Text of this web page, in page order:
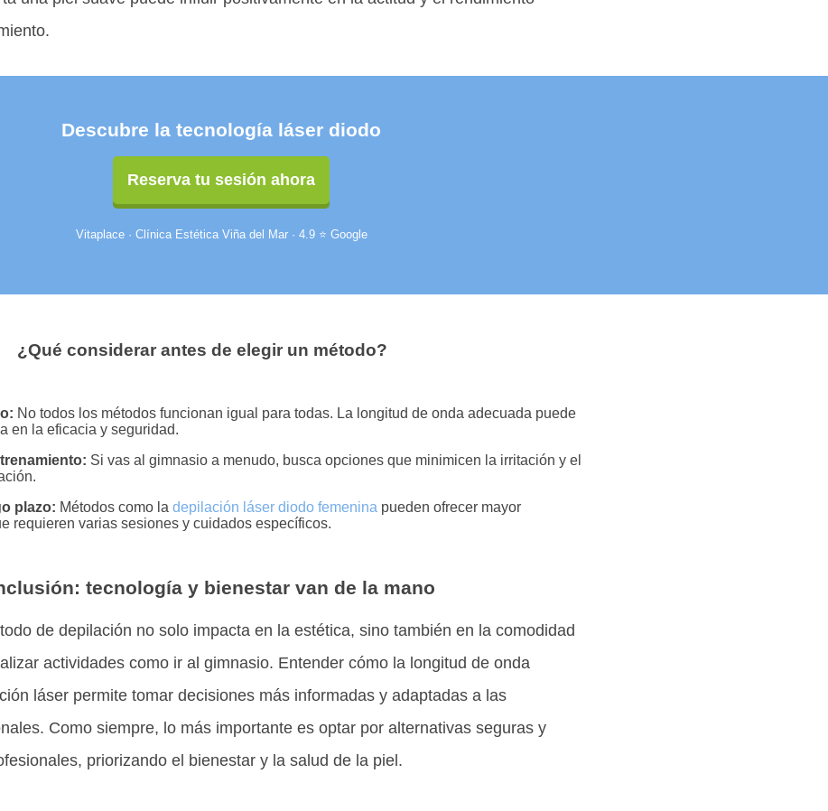
Descubre la tecnología láser diodo
Reserva tu sesión ahora
Vitaplace · Clínica Estética Viña del Mar · 4.9 ⭐ Google
¿Qué considerar antes de elegir un método?
No todos los métodos funcionan igual para todas. La longitud de onda adecuada puede
en la eficacia y seguridad.
Si vas al gimnasio a menudo, busca opciones que minimicen la irritación y el
plazo: Métodos como la depilación láser diodo femenina pueden ofrecer mayor
requieren varias sesiones y cuidados específicos.
tecnología y bienestar van de la mano
de depilación no solo impacta en la estética, sino también en la comodidad
actividades como ir al gimnasio. Entender cómo la longitud de onda
láser permite tomar decisiones más informadas y adaptadas a las
Como siempre, lo más importante es optar por alternativas seguras y
priorizando el bienestar y la salud de la piel.